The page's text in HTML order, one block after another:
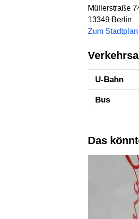
Müllerstraße
13349 Berlin
Zum Stadtplan
U-Bahn
Bus
Das